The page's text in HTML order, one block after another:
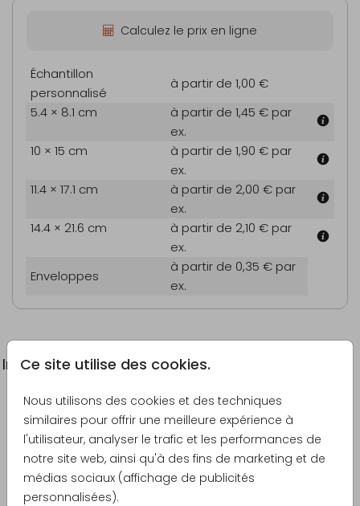
Ce site utilise des cookies.
Nous utilisons des cookies et des techniques
similaires pour offrir une meilleure expérience à
l'utilisateur, analyser le trafic et les performances de
notre site web, ainsi qu'à des fins de marketing et de
médias sociaux (affichage de publicités
personnalisées).
Calculez le prix en ligne
Échantillon
personnalisé
à partir de 1,00 €
5.4 × 8.1 cm
à partir de 1,45 € par
ex.
10 × 15 cm
à partir de 1,90 € par
ex.
11.4 × 17.1 cm
à partir de 2,00 € par
ex.
14.4 × 21.6 cm
à partir de 2,10 € par
ex.
Enveloppes
à partir de 0,35 € par
ex.
Informations du produit
Description
Vous vous êtes mariés et souhaitez combiner vos
remerciements avec des vœux de Noël ? Alors vous
êtes au bon endroit. Personnalisez selon vos
souhaits !